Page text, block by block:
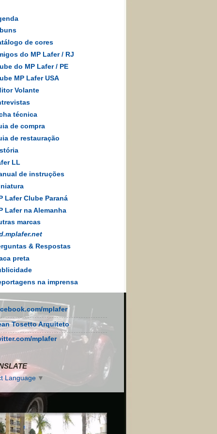
de cores
do MP Lafer/ RJ
do MP Lafer / PE
MP Lafer USA
Volante
técnica
de compra
de restauração
LL
de instruções
Lafer Clube Paraná
Lafer na Alemanha
marcas
& Respostas
preta
na imprensa
mplafer
Tosetto Arquiteto
mplafer
Language ▼